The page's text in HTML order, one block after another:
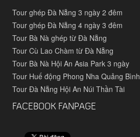
Tour ghép Đà Nẵng 3 ngày 2 đêm
Tour ghép Đà Nẵng 4 ngày 3 đêm
Tour Bà Nà ghép từ Đà Nẵng
Tour Cù Lao Chàm từ Đà Nẵng
Tour Bà Nà Hội An Asia Park 3 ngày
Tour Huế động Phong Nha Quảng Bình
Tour Đà Nẵng Hội An Núi Thần Tài
FACEBOOK FANPAGE